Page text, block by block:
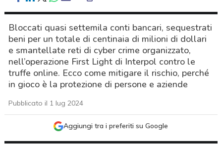
Bloccati quasi settemila conti bancari, sequestrati
beni per un totale di centinaia di milioni di dollari
e smantellate reti di cyber crime organizzato,
nell’operazione First Light di Interpol contro le
truffe online. Ecco come mitigare il rischio, perché
in gioco è la protezione di persone e aziende
Pubblicato il 1 lug 2024
Aggiungi tra i preferiti su Google